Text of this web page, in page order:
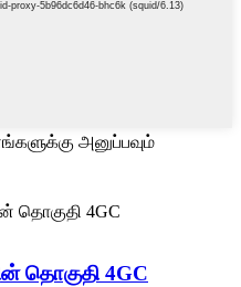
அனுப்பவும்
தொகுதி 4GC